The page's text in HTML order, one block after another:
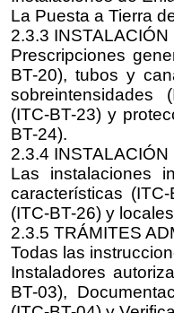
La Puesta a Tierra
2.3.3 INSTALACIÓN
Prescripciones
BT-20), tubos y
sobreintensidades
(ITC-BT-23) y
BT-24).
2.3.4 INSTALACIÓN
Las instalaciones
características
(ITC-BT-26) y
2.3.5 TRÁMITES
Todas las
Instaladores
BT-03),